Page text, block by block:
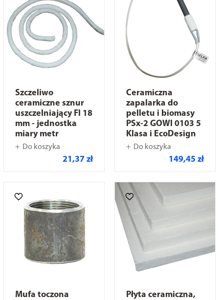
Szczeliwo
ceramiczne sznur
uszczelniający FI 18
mm - jednostka
miary metr
Do koszyka
21,37 zł
Ceramiczna
zapalarka do
pelletu i biomasy
PSx-2 GOWI 0103 5
Klasa i EcoDesign
Do koszyka
149,45 zł
Mufa toczona
Płyta ceramiczna,